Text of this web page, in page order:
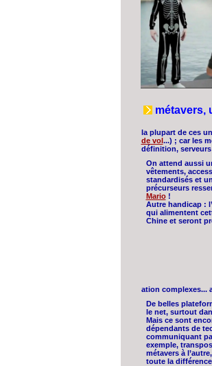
métavers,
la plupart de ces
de vol...) ; car les
définition,
On attend aussi
vêtements,
standardisés et
précurseurs
Mario!
Autre handicap :
qui alimentent
Chine et seront
ation complexes...
De belles
le net, surtout
Mais ce sont
dépendants de
communiquant
exemple,
métavers à
toute la